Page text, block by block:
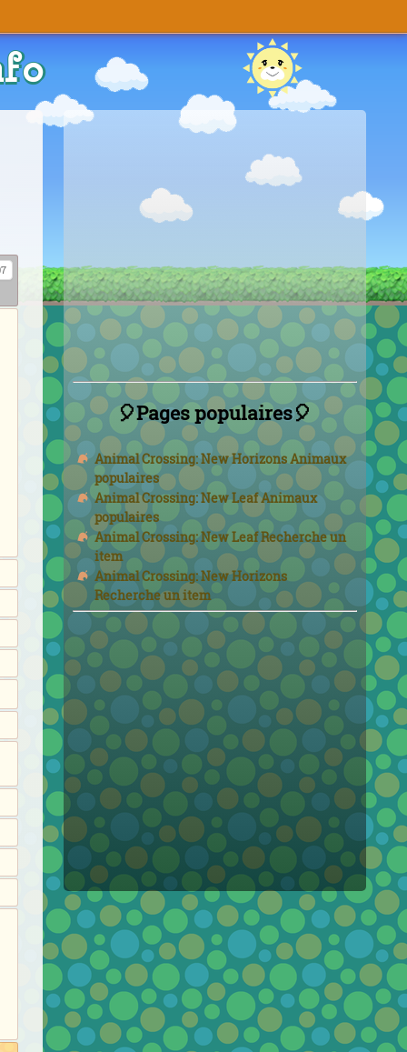
🎈Pages populaires🎈
Animal Crossing: New Horizons Animaux
populaires
Animal Crossing: New Leaf Animaux
populaires
Animal Crossing: New Leaf Recherche un
item
Animal Crossing: New Horizons
Recherche un item